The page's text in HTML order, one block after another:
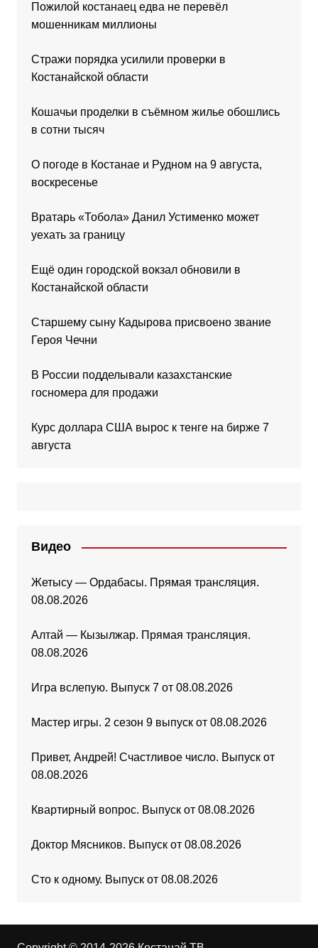
Пожилой костанаец едва не перевёл
мошенникам миллионы
Стражи порядка усилили проверки в
Костанайской области
Кошачьи проделки в съёмном жилье обошлись
в сотни тысяч
О погоде в Костанае и Рудном на 9 августа,
воскресенье
Вратарь «Тобола» Данил Устименко может
уехать за границу
Ещё один городской вокзал обновили в
Костанайской области
Старшему сыну Кадырова присвоено звание
Героя Чечни
В России подделывали казахстанские
госномера для продажи
Курс доллара США вырос к тенге на бирже 7
августа
Видео
Жетысу — Ордабасы. Прямая трансляция.
08.08.2026
Алтай — Кызылжар. Прямая трансляция.
08.08.2026
Игра вслепую. Выпуск 7 от 08.08.2026
Мастер игры. 2 сезон 9 выпуск от 08.08.2026
Привет, Андрей! Счастливое число. Выпуск от
08.08.2026
Квартирный вопрос. Выпуск от 08.08.2026
Доктор Мясников. Выпуск от 08.08.2026
Сто к одному. Выпуск от 08.08.2026